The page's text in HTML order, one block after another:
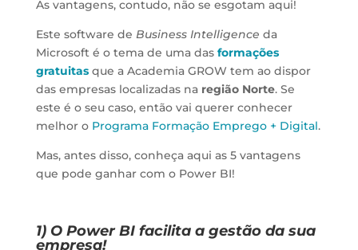
As vantagens, contudo, não se esgotam aqui!
Este software de Business Intelligence da
Microsoft é o tema de uma das formações
gratuitasque a Academia GROW tem ao dispor
das empresas localizadas na região Norte. Se
este é o seu caso, então vai querer conhecer
melhor o Programa Formação Emprego + Digital.
Mas, antes disso, conheça aqui as 5 vantagens
que pode ganhar com o Power BI!
1) O Power BI facilita a gestão da sua
empresa!